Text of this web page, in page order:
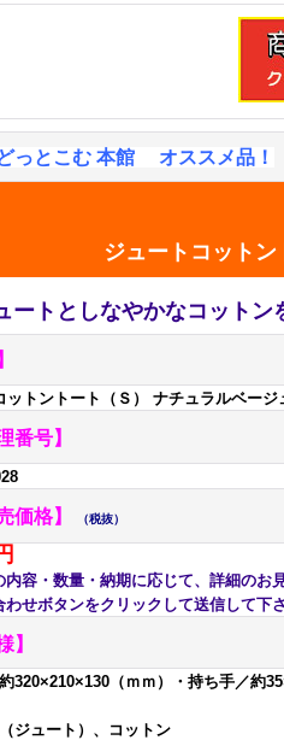
っとこむ 本館 オススメ品！
ジュートコット
ートとしなやかなコット
トントート（Ｓ） ナチュラルベージ
番号】
価格】 （税抜）
・数量・納期に応じて、詳細のお
ボタンをクリックして送信して下さ
】
320×210×130（ｍｍ）・持ち手／約
ジュート）、コットン